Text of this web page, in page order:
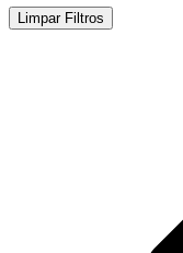
Limpar Filtros